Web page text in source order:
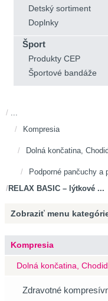
Detský sortiment
Doplnky
Šport
Produkty CEP
Športové bandáže
...
Kompresia
Dolná končatina,
Podporné pančuchy a
RELAX BASIC – lýtkové ...
Zobraziť menu
Kompresia
Dolná končatina,
Zdravotné